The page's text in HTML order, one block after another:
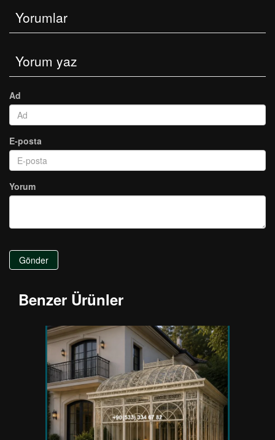
Yorumlar
Yorum yaz
Ad
E-posta
Yorum
Gönder
Benzer Ürünler